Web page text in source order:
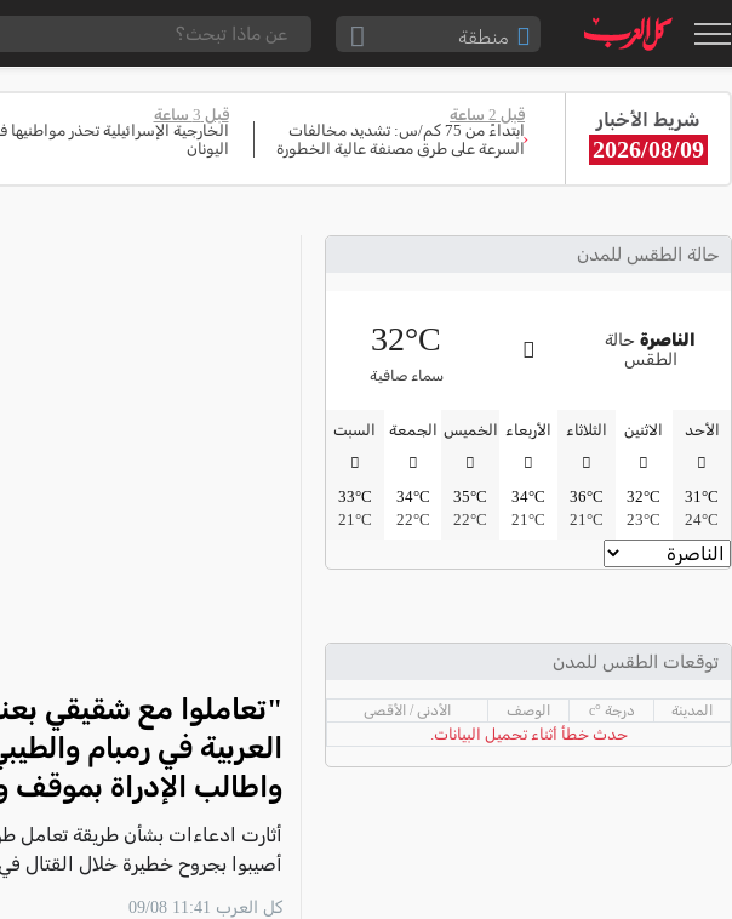
منطقة
القدس والقضاء
المثلث الشمالي
شفاعمرو والقضاء
الضفة الغربية
قطاع غزة
النقب
قرى المرج
المغار والقضاء
شريط الأخبار
2026/08/09
قبل 2 ساعة
ابتداءً من 75 كم/س: تشديد مخالفات
السرعة على طرق مصنفة عالية الخطورة
قبل 3 ساعة
الخارجية الإسرائيلية تحذر مواطنيها
اليونان
‹
حالة الطقس للمدن
الناصرةحالة
الطقس
32°C
سماء صافية
الأحد
31°C
24°C
الاثنين
32°C
23°C
الثلاثاء
36°C
21°C
الأربعاء
34°C
21°C
الخميس
35°C
22°C
الجمعة
34°C
22°C
السبت
33°C
21°C
توقعات الطقس للمدن
المدينة درجة °c الوصف الأدنى / الأقصى
حدث خطأ أثناء تحميل البيانات.
"تعاملوا مع شقيقي
العربية في رمبام
واطالب الإدراة
أثارت ادعاءات بشأن طريقة تعامل
أصيبوا بجروح خطيرة خلال القتال
كل العرب 11:41 09/08